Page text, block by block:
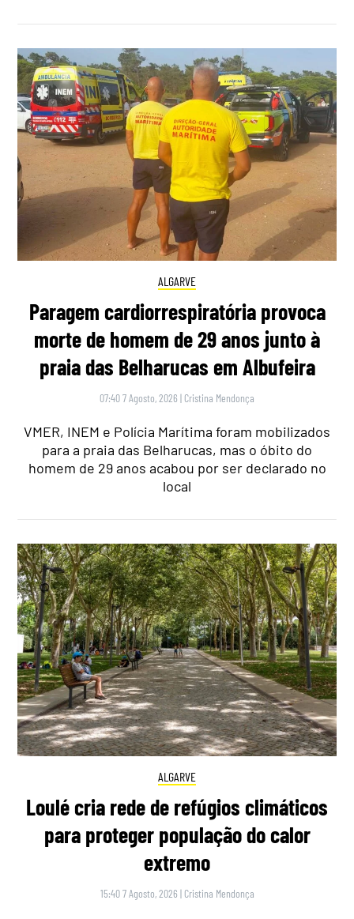
ALGARVE
Paragem cardiorrespiratória provoca
morte de homem de 29 anos junto à
praia das Belharucas em Albufeira
07:40 7 Agosto, 2026 | Cristina Mendonça
VMER, INEM e Polícia Marítima foram mobilizados
para a praia das Belharucas, mas o óbito do
homem de 29 anos acabou por ser declarado no
local
ALGARVE
Loulé cria rede de refúgios climáticos
para proteger população do calor
extremo
15:40 7 Agosto, 2026 | Cristina Mendonça